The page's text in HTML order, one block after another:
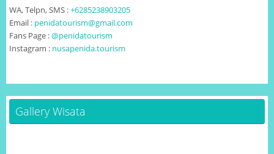
WA, Telpn, SMS :+6285238903205
Email : penidatourism@gmail.com
Fans Page :@penidatourism
Instagram : nusapenida.tourism
Gallery Wisata